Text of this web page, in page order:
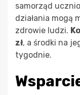
samorząd
działania mogą
zdrowie ludzi.
zł, a środki na
tygodnie.